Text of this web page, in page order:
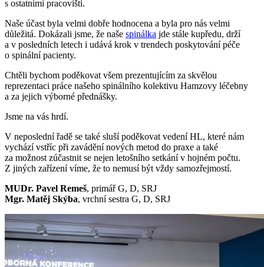
s ostatními pracovišti.
Naše účast byla velmi dobře hodnocena a byla pro nás velmi
důležitá. Dokázali jsme, že naše spinálka jde stále kupředu, drží
a v posledních letech i udává krok v trendech poskytování péče
o spinální pacienty.
Chtěli bychom poděkovat všem prezentujícím za skvělou
reprezentaci práce našeho spinálního kolektivu Hamzovy léčebny
a za jejich výborné přednášky.
Jsme na vás hrdí.
V neposlední řadě se také sluší poděkovat vedení HL, které nám
vychází vstříc při zavádění nových metod do praxe a také
za možnost zúčastnit se nejen letošního setkání v hojném počtu.
Z jiných zařízení víme, že to nemusí být vždy samozřejmostí.
MUDr. Pavel Remeš, primář G, D, SRJ
Mgr. Matěj Skýba, vrchní sestra G, D, SRJ